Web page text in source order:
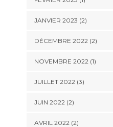
JANVIER 2023 (2)
DÉCEMBRE 2022(2)
NOVEMBRE 2022(1)
JUILLET 2022(3)
JUIN 2022(2)
AVRIL 2022(2)